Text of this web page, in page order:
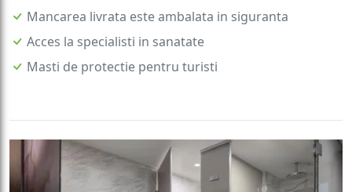
Mancarea livrata este ambalata in siguranta
Acces la specialisti in sanatate
Masti de protectie pentru turisti